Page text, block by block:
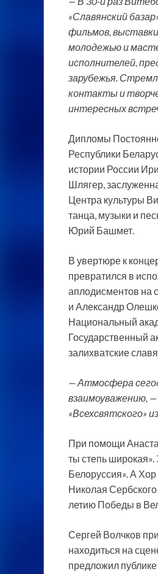
«Славянский
фильмов,
молодежью и
исполнителей,
зарубежья.
контакты и
интересных
Дипломы
Республики
истории России
Шлягер,
Центра культуры
танца, музыки и
Юрий Башмет.
В увертюре к
превратился в
аплодисментов на
и Александр
Национальный
Государственный
залихватские
— Атмосфера
взаимоуважению,
«Всехсвятского»
При помощи
ты степь
Белоруссия». А
Николая
летию Победы в
Сергей Волчков
находиться на
предложил публике